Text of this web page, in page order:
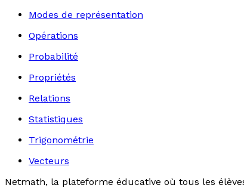
Modes de représentation
Opérations
Probabilité
Propriétés
Relations
Statistiques
Trigonométrie
Vecteurs
Netmath, la plateforme éducative où tous les